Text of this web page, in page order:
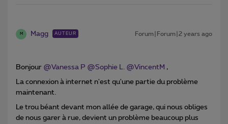
M Magg AUTEUR Forum|Forum|2 years ago
Bonjour @Vanessa P @Sophie L. @VincentM ,
La connexion à internet n'est qu'une partie du problème
maintenant.
Le trou béant devant mon allée de garage, qui nous obliges
de nous garer à rue, devient un problème beaucoup plus